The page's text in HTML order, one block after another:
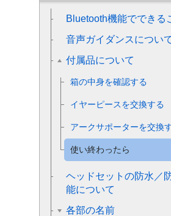
Bluetooth機能でできる
音声ガイダンスについ
付属品について
箱の中身を確認する
イヤーピースを交換する
アークサポーターを交換
使い終わったら
ヘッドセットの防水／
能について
各部の名前